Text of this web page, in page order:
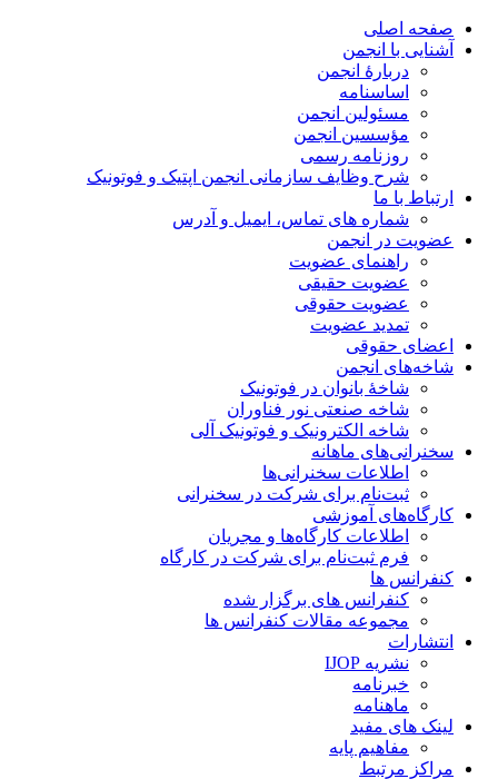
صفحه اصلی
آشنایی با انجمن
دربارۀ انجمن
اساسنامه
مسئولین انجمن
مؤسسین انجمن
روزنامه رسمی
شرح وظایف سازمانی انجمن اپتیک و فوتونیک
ارتباط با ما
شماره های تماس، ایمیل و آدرس
عضویت در انجمن
راهنمای عضویت
عضویت حقیقی
عضویت حقوقی
تمدید عضویت
اعضای حقوقی
شاخه‌های انجمن
شاخۀ بانوان در فوتونیک
شاخه صنعتی نور فناوران
شاخه‌ الکترونیک و فوتونیک آلی
سخنرانی‌های ماهانه
اطلاعات سخنرانی‌‌ها
ثبت‌نام برای شرکت در سخنرانی
کارگاه‌های آموزشی
اطلاعات کارگاه‌ها و مجریان
فرم ثبت‌نام برای شرکت در کارگاه
کنفرانس ها
کنفرانس های برگزار شده
مجموعه مقالات کنفرانس ها
انتشارات
نشریه IJOP
خبرنامه
ماهنامه
لینک های مفید
مفاهیم پایه
مراکز مرتبط